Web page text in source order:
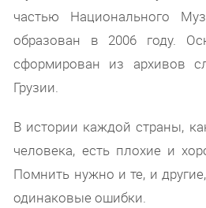
частью Национального
образован в 2006 году.
сформирован из архивов
Грузии.
В истории каждой страны,
человека, есть плохие и
Помнить нужно и те, и
одинаковые ошибки.